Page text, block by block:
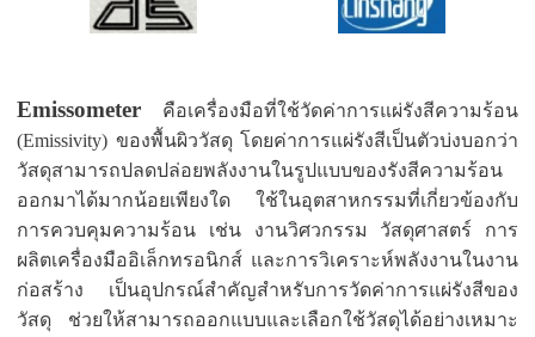
Emissometer
คือเครื่องมือที่ใช้วัดค่าการแผ่รังสีความร้อน
(Emissivity) ของพื้นผิววัสดุ โดยค่าการแผ่รังสีเป็นตัวบ่งบอกว่า
วัสดุสามารถปลดปล่อยพลังงานในรูปแบบของรังสีความร้อน
ออกมาได้มากน้อยเพียงใด ใช้ในอุตสาหกรรมที่เกี่ยวข้องกับ
การควบคุมความร้อน เช่น งานวิศวกรรม วัสดุศาสตร์ การ
ผลิตเครื่องมืออิเล็กทรอนิกส์ และการวิเคราะห์พลังงานในงาน
ก่อสร้าง เป็นอุปกรณ์สำคัญสำหรับการวัดค่าการแผ่รังสีของ
วัสดุ ช่วยให้สามารถออกแบบและเลือกใช้วัสดุได้อย่างเหมาะ